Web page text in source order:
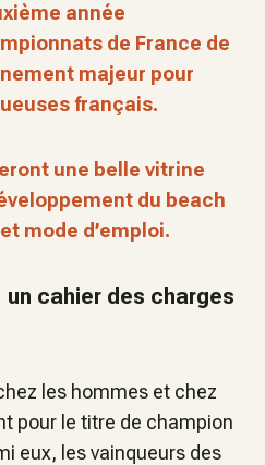
année
de France de
majeur pour
français.
une belle vitrine
du beach
mode d’emploi.
cahier des charges
les hommes et chez
pour le titre de champion
eux, les vainqueurs des